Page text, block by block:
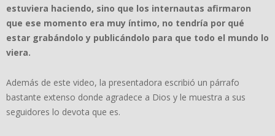
estuviera haciendo, sino que los internautas afirmaron
que ese momento era muy íntimo, no tendría por qué
estar grabándolo y publicándolo para que todo el mundo lo
viera.
Además de este video, la presentadora escribió un párrafo
bastante extenso donde agradece a Dios y le muestra a sus
seguidores lo devota que es.